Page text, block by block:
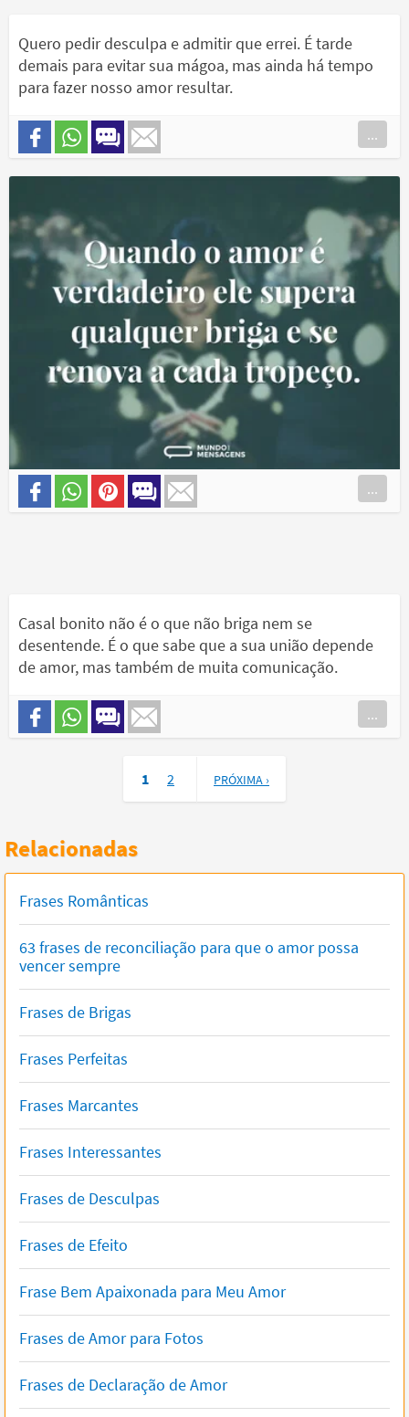
Quero pedir desculpa e admitir que errei. É tarde
demais para evitar sua mágoa, mas ainda há tempo
para fazer nosso amor resultar.
...
...
Casal bonito não é o que não briga nem se
desentende. É o que sabe que a sua união depende
de amor, mas também de muita comunicação.
...
1 2 PRÓXIMA ›
Relacionadas
Frases Românticas
63 frases de reconciliação para que o amor possa
vencer sempre
Frases de Brigas
Frases Perfeitas
Frases Marcantes
Frases Interessantes
Frases de Desculpas
Frases de Efeito
Frase Bem Apaixonada para Meu Amor
Frases de Amor para Fotos
Frases de Declaração de Amor